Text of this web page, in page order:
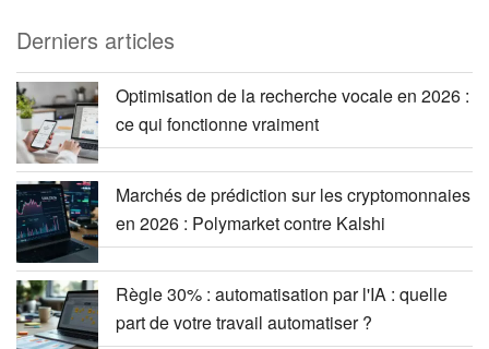
Derniers articles
Optimisation de la recherche vocale en 2026 :
ce qui fonctionne vraiment
Marchés de prédiction sur les cryptomonnaies
en 2026 : Polymarket contre Kalshi
Règle 30% : automatisation par l'IA : quelle
part de votre travail automatiser ?